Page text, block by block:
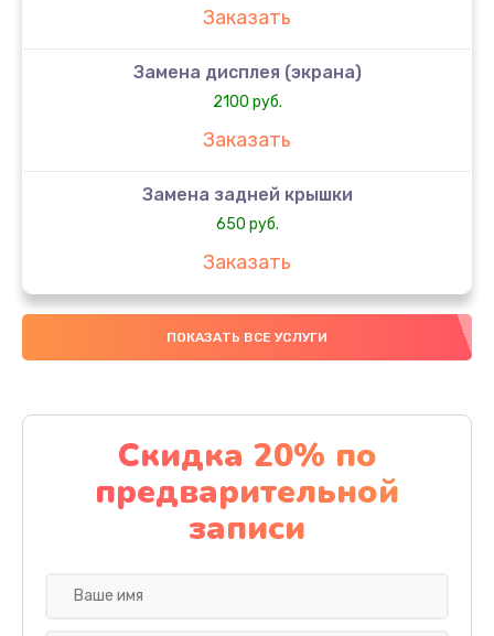
Заказать
Замена дисплея (экрана)
2100 руб.
Заказать
Замена задней крышки
650 руб.
Заказать
Замена аккумулятора
4000 руб.
Замена материнской платы
1100 руб.
Заказать
ПОКАЗАТЬ ВСЕ УСЛУГИ
Скидка 20% по
предварительной
записи